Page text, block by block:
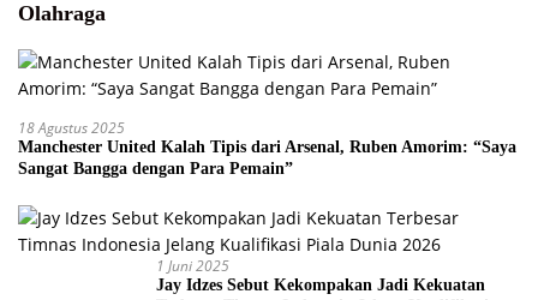
Olahraga
18 Agustus 2025
Manchester United Kalah Tipis dari Arsenal, Ruben Amorim: “Saya
Sangat Bangga dengan Para Pemain”
1 Juni 2025
Jay Idzes Sebut Kekompakan Jadi Kekuatan